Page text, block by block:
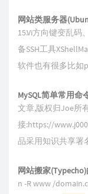
网站类服务器
15.Vi方向键变乱码
备SSH工具
软件也有很多比如
MySQL简单常用命
文章,版权归Joe所
接:https://
品采用知识共享署
网站搬家
n -R www /